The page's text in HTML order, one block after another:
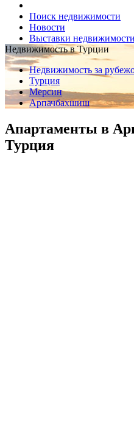
Поиск недвижимости
Новости
Выставки недвижимости
Недвижимость в Турции
Недвижимость за
Турция
Мерсин
Арпачбахшиш
Апартаменты в
Турция